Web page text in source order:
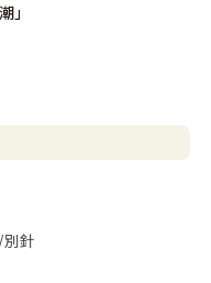
」
針